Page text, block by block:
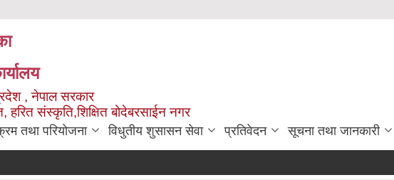
, नेपाल सरकार
हरित संस्कृति,शिक्षित बोदेबरसाईन नगर
तथा परियोजना विधुतीय शुसासन सेवा प्रतिवेदन सूचना तथा जानकारी